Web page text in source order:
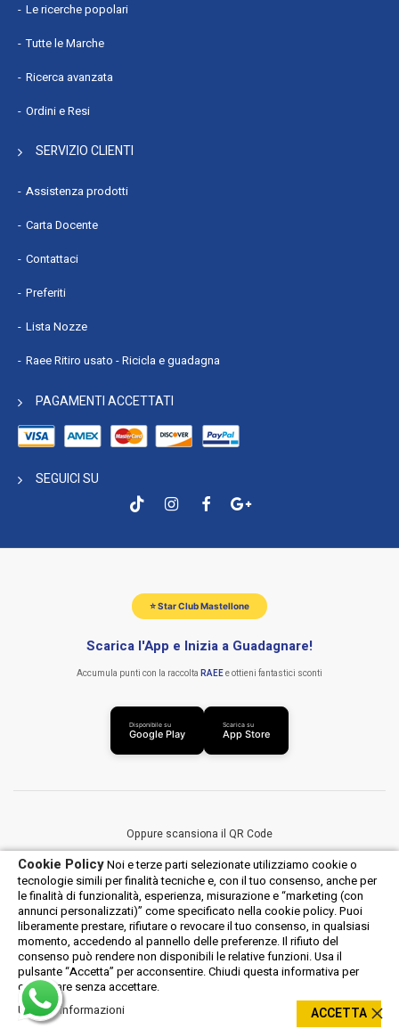
Cookie PolicyNoi e terze parti selezionate utilizziamo cookie o
tecnologie simili per finalità tecniche e, con il tuo consenso, anche per
le finalità di funzionalità, esperienza, misurazione e “marketing (con
annunci personalizzati)” come specificato nella cookie policy. Puoi
liberamente prestare, rifiutare o revocare il tuo consenso, in qualsiasi
momento, accedendo al pannello delle preferenze. Il rifiuto del
consenso può rendere non disponibili le relative funzioni. Usa il
pulsante “Accetta” per acconsentire. Chiudi questa informativa per
continuare senza accettare.
Ulteriori informazioni
ACCETTA
Le ricerche popolari
Tutte le Marche
Ricerca avanzata
Ordini e Resi
SERVIZIO CLIENTI
Assistenza prodotti
Carta Docente
Contattaci
Preferiti
Lista Nozze
Raee Ritiro usato - Ricicla e guadagna
PAGAMENTI ACCETTATI
SEGUICI SU
⭐ Star Club Mastellone
Scarica l'App e Inizia a Guadagnare!
Accumula punti con la raccolta RAEEe ottieni fantastici sconti
Disponibile su
Google Play
Scarica su
App Store
Oppure scansiona il QR Code
Android iOS